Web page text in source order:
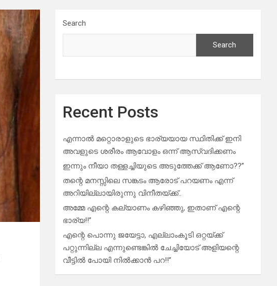
Search
Search
Recent Posts
എന്നാൽ മറ്റൊരാളുടെ ഭാര്യയായ സ്ഥിതിക്ക് ഇനി
അവളുടെ ശരീരം ആവോളം ഒന്ന് ആസ്വദിക്കണം
ഇന്നും നീയാ തള്ളച്ചിയുടെ അടുത്തേക്ക് ആണോ??”
തന്റെ മനസ്സിലെ സങ്കടം ആരോട് പറയണം എന്ന്
അറിയില്ലായിരുന്നു വിനീതയ്ക്ക്..
അമ്മേ എന്റെ കല്യാണം കഴിഞ്ഞു, ഇതാണ് എന്റെ
ഭാര്യ!!”
എന്റെ പൊന്നു ജയേട്ടാ, എല്ലാംകൂടി ഒറ്റയ്ക്ക്
പറ്റുന്നില്ല എന്നുണ്ടെങ്കിൽ ചേച്ചിയോട് അളിയന്റെ
വീട്ടിൽ പോയി നിൽക്കാൻ പറ!!”